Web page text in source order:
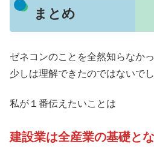
まとめ
ゼネコンのことを全然知らなか
少しは理解できたのではないでし
私が１番伝えたいことは
建設業は全産業の基礎と